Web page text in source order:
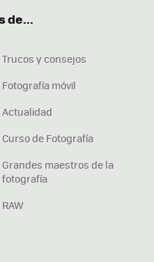
de...
Trucos y consejos
Fotografía móvil
Actualidad
Curso de Fotografía
Grandes maestros de la
fotografía
RAW